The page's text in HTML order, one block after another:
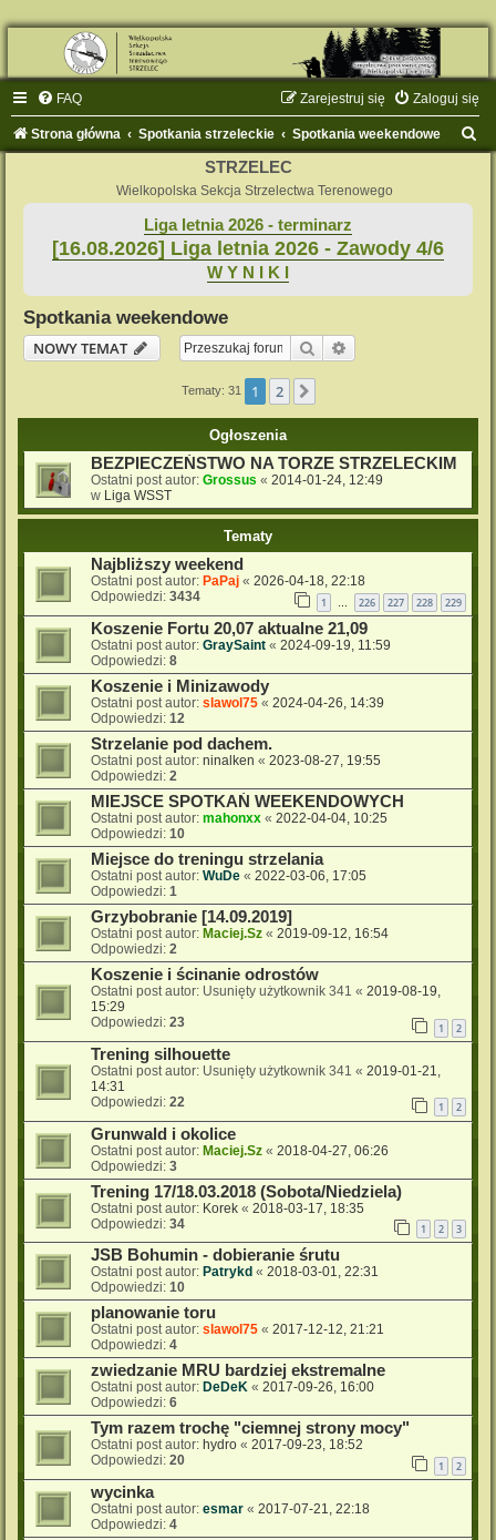
FAQ Zaloguj się
Zarejestruj się
Strona główna Spotkania strzeleckie Spotkania weekendowe
STRZELEC
Wielkopolska Sekcja Strzelectwa Terenowego
Liga letnia 2026 - terminarz
[16.08.2026] Liga letnia 2026 - Zawody 4/6
W Y N I K I
Spotkania weekendowe
NOWY TEMAT
Szukaj
Tematy: 31 1 2
Ogłoszenia
BEZPIECZEŃSTWO NA TORZE STRZELECKIM
Ostatni post autor: Grossus « 2014-01-24, 12:49
w Liga WSST
Tematy
Najbliższy weekend
Ostatni post autor: PaPaj « 2026-04-18, 22:18
Odpowiedzi: 3434 1 226 227 228 229
Koszenie Fortu 20,07 aktualne 21,09
Ostatni post autor: GraySaint « 2024-09-19, 11:59
Odpowiedzi: 8
Koszenie i Minizawody
Ostatni post autor: slawol75 « 2024-04-26, 14:39
Odpowiedzi: 12
Strzelanie pod dachem.
Ostatni post autor: ninalken « 2023-08-27, 19:55
Odpowiedzi: 2
MIEJSCE SPOTKAŃ WEEKENDOWYCH
Ostatni post autor: mahonxx « 2022-04-04, 10:25
Odpowiedzi: 10
Miejsce do treningu strzelania
Ostatni post autor: WuDe « 2022-03-06, 17:05
Odpowiedzi: 1
Grzybobranie [14.09.2019]
Ostatni post autor: Maciej.Sz « 2019-09-12, 16:54
Odpowiedzi: 2
Koszenie i ścinanie odrostów
Ostatni post autor: Usunięty użytkownik 341 « 2019-08-19,
15:29
Odpowiedzi: 23 1 2
Trening silhouette
Ostatni post autor: Usunięty użytkownik 341 « 2019-01-21,
14:31
Odpowiedzi: 22 1 2
Grunwald i okolice
Ostatni post autor: Maciej.Sz « 2018-04-27, 06:26
Odpowiedzi: 3
Trening 17/18.03.2018 (Sobota/Niedziela)
Ostatni post autor: Korek « 2018-03-17, 18:35
Odpowiedzi: 34 1 2 3
JSB Bohumin - dobieranie śrutu
Ostatni post autor: Patrykd « 2018-03-01, 22:31
Odpowiedzi: 10
planowanie toru
Ostatni post autor: slawol75 « 2017-12-12, 21:21
Odpowiedzi: 4
zwiedzanie MRU bardziej ekstremalne
Ostatni post autor: DeDeK « 2017-09-26, 16:00
Odpowiedzi: 6
Tym razem trochę "ciemnej strony mocy"
Ostatni post autor: hydro « 2017-09-23, 18:52
Odpowiedzi: 20 1 2
wycinka
Ostatni post autor: esmar « 2017-07-21, 22:18
Odpowiedzi: 4